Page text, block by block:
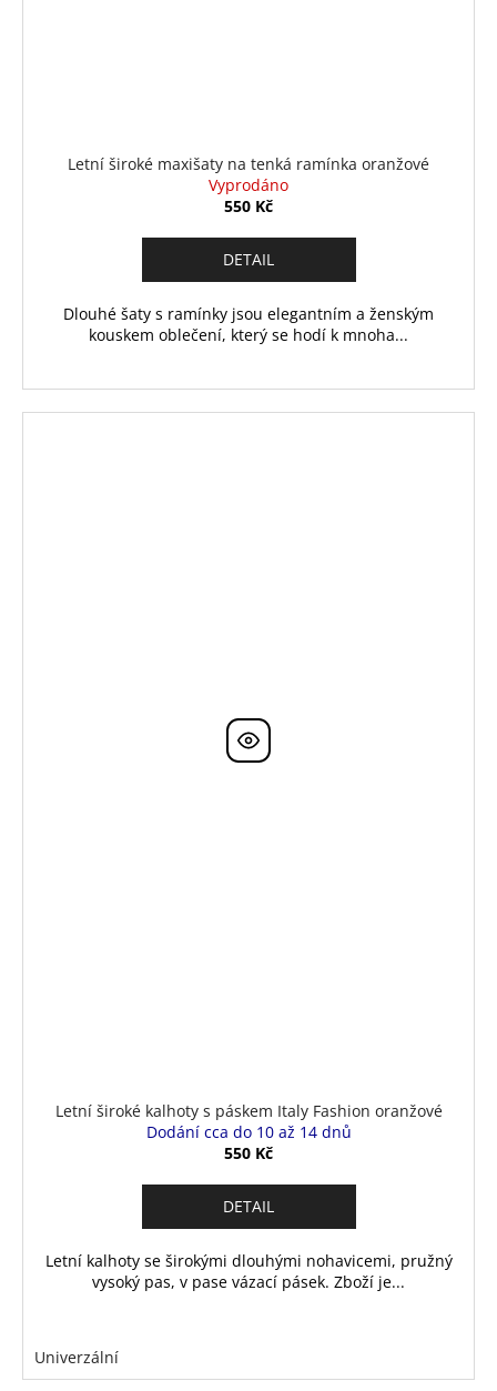
Letní široké maxišaty na tenká ramínka oranžové
Vyprodáno
550 Kč
DETAIL
Dlouhé šaty s ramínky jsou elegantním a ženským
kouskem oblečení, který se hodí k mnoha...
Letní široké kalhoty s páskem Italy Fashion oranžové
Dodání cca do 10 až 14 dnů
550 Kč
DETAIL
Letní kalhoty se širokými dlouhými nohavicemi, pružný
vysoký pas, v pase vázací pásek. Zboží je...
Univerzální